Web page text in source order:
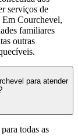
serviços de
Em Courchevel,
familiares
outras
para atender
todas as